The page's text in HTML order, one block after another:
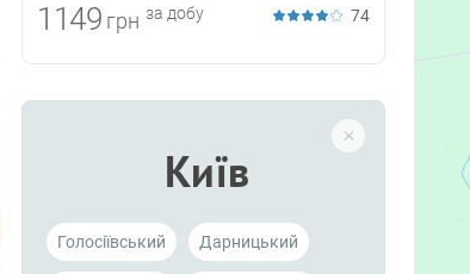
1149 грн за добу 74
Київ
Голосіївський Дарницький